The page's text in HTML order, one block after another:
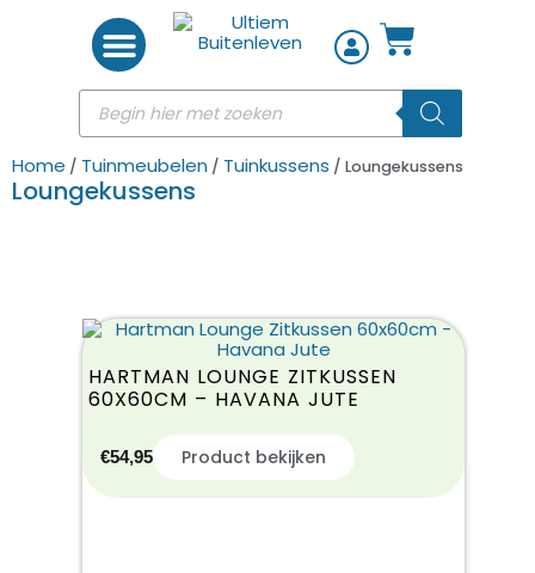
Home / Tuinmeubelen / Tuinkussens / Loungekussens
Loungekussens
HARTMAN LOUNGE ZITKUSSEN
60X60CM – HAVANA JUTE
€54,95 Product bekijken